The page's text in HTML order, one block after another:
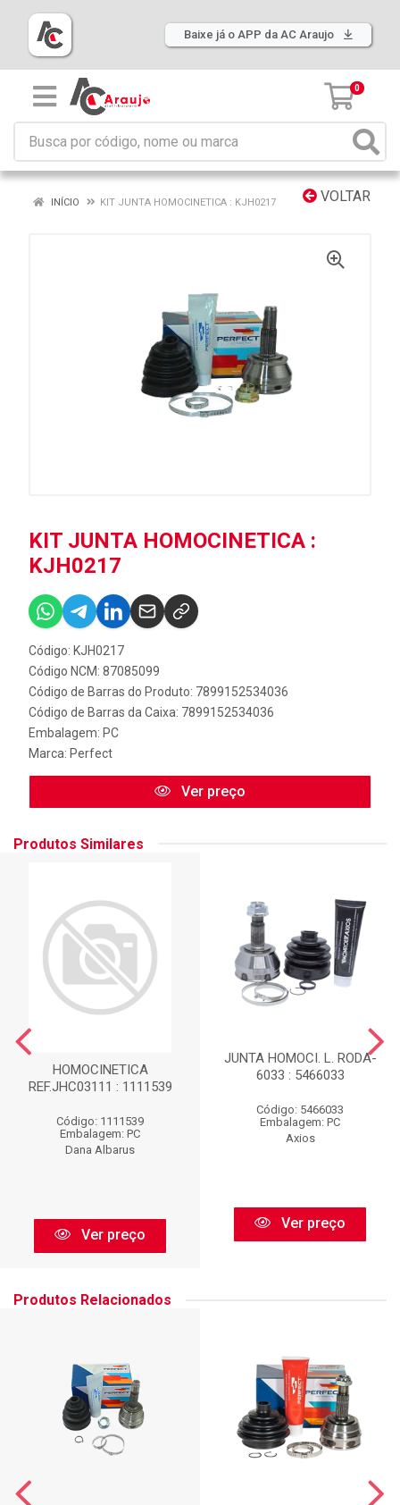
Baixe já o APP da AC Araujo
0
VOLTAR
INÍCIO KIT JUNTA HOMOCINETICA : KJH0217
KIT JUNTA HOMOCINETICA :
KJH0217
Código: KJH0217
Código NCM: 87085099
Código de Barras do Produto: 7899152534036
Código de Barras da Caixa: 7899152534036
Embalagem: PC
Marca: Perfect
Ver preço
Produtos Similares
HOMOCINETICA
REF.JHC03111 : 1111539
Código: 1111539
Embalagem: PC
Dana Albarus
Ver preço
JUNTA HOMOCI. L. RODA-
6033 : 5466033
Código: 5466033
Embalagem: PC
Axios
Ver preço
Produtos Relacionados